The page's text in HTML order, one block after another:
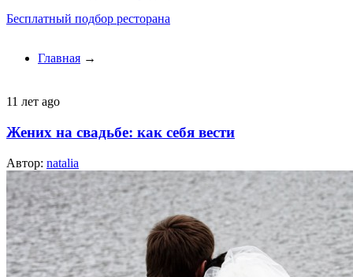
Бесплатный подбор ресторана
Главная →
11 лет ago
Жених на свадьбе: как себя вести
Автор: natalia